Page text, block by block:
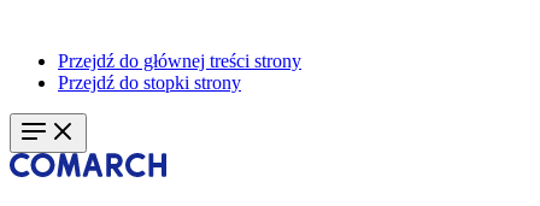
Przejdź do głównej treści strony
Przejdź do stopki strony